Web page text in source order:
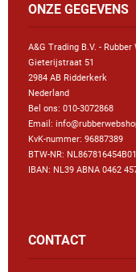
ONZE GEGEVENS
A&G Trading B.V. - Rubber
Gieterijstraat 51
2984 AB Ridderkerk
Nederland
Bel ons: 010-3072868
Email:
KvK-nummer: 96887389
BTW-NR: NL867816454B01
IBAN: NL39 ABNA 0462
CONTACT